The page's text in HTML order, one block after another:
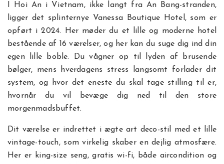
I Hoi An i Vietnam, ikke langt fra An Bang-stranden,
ligger det splinternye Vanessa Boutique Hotel, som er
opført i 2024. Her møder du et lille og moderne hotel
bestående af 16 værelser, og her kan du suge dig ind din
egen lille boble. Du vågner op til lyden af brusende
bølger, mens hverdagens stress langsomt forlader dit
system, og hvor det eneste du skal tage stilling til er,
hvornår du vil bevæge dig ned til den store
morgenmadsbuffet.
Dit værelse er indrettet i ægte art deco-stil med et lille
vintage-touch, som virkelig skaber en dejlig atmosfære.
Her er king-size seng, gratis wi-fi, både aircondition og